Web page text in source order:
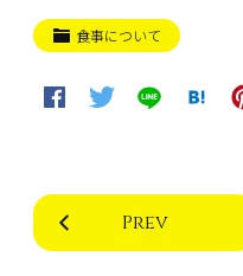
食事について
Prev